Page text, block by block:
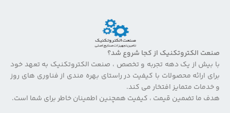
صنعت الکتروتکنیک از کجا شروع شد؟
با بیش از یک دهه تجربه و تخصص ، صنعت الکتروتکنیک به تعهد خود
برای ارائه محصولات با کیفیت در راستای بهره مندی از فناوری های روز
و خدمات متمایز افتخار می کند.
هدف ما تضمین قیمت ، کیفیت همچنین اطمینان خاطر برای شما است.